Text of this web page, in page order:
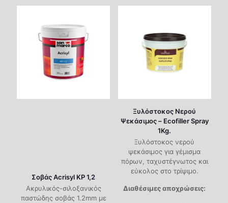
Σοβάς Acrisyl KP 1,2
Ακρυλικός-σιλοξανικός
παστώδης σοβάς 1.2mm με
Ξυλόστοκος Νερού
Ψεκάσιμος – Ecofiller Spray
1Kg.
Ξυλόστοκος νερού
ψεκάσιμος για γέμισμα
πόρων, ταχυστέγνωτος και
εύκολος στο τρίψιμο.
Διαθέσιμες αποχρώσεις: